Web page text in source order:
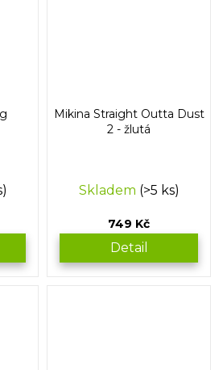
Mikina Straight Outta Dust
2 - žlutá
Skladem (>5 ks)
749 Kč
Detail